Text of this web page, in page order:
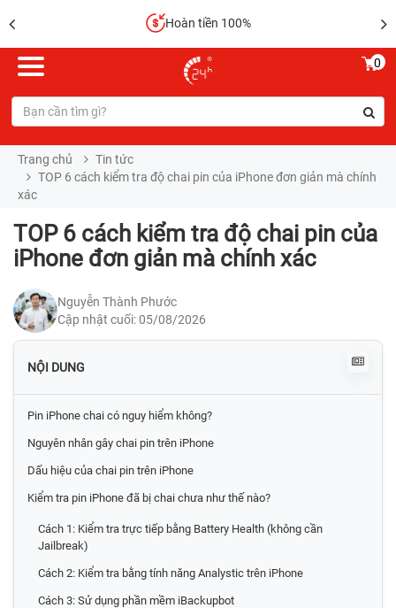
Hoàn tiền 100%
0
Trang chủ
Tin tức
TOP 6 cách kiểm tra độ chai pin của iPhone đơn giản mà chính
xác
TOP 6 cách kiểm tra độ chai pin của
iPhone đơn giản mà chính xác
Nguyễn Thành Phước
Cập nhật cuối: 05/08/2026
NỘI DUNG
Pin iPhone chai có nguy hiểm không?
Nguyên nhân gây chai pin trên iPhone
Dấu hiệu của chai pin trên iPhone
Kiểm tra pin iPhone đã bị chai chưa như thế nào?
Cách 1: Kiểm tra trực tiếp bằng Battery Health (không cần
Jailbreak)
Cách 2: Kiểm tra bằng tính năng Analystic trên iPhone
Cách 3: Sử dụng phần mềm iBackupbot